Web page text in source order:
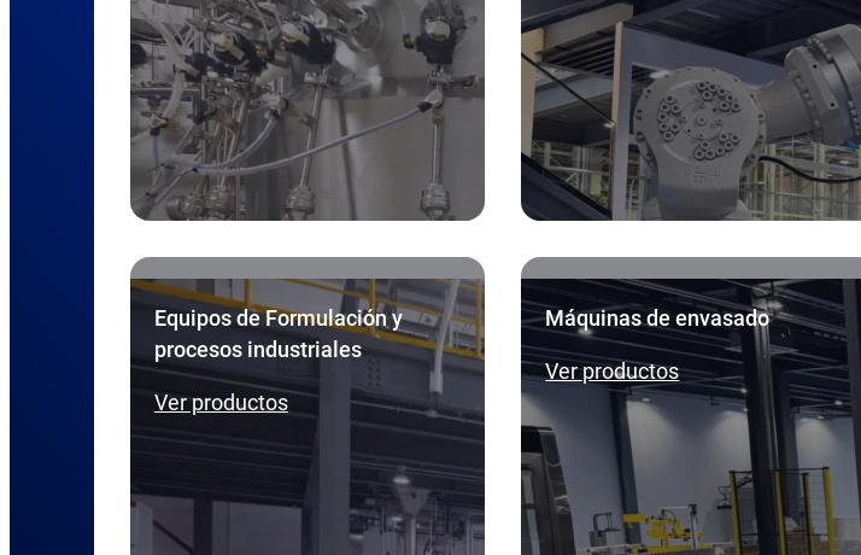
Equipos de Formulación y
procesos industriales
Ver productos
Máquinas de envasado
Ver productos